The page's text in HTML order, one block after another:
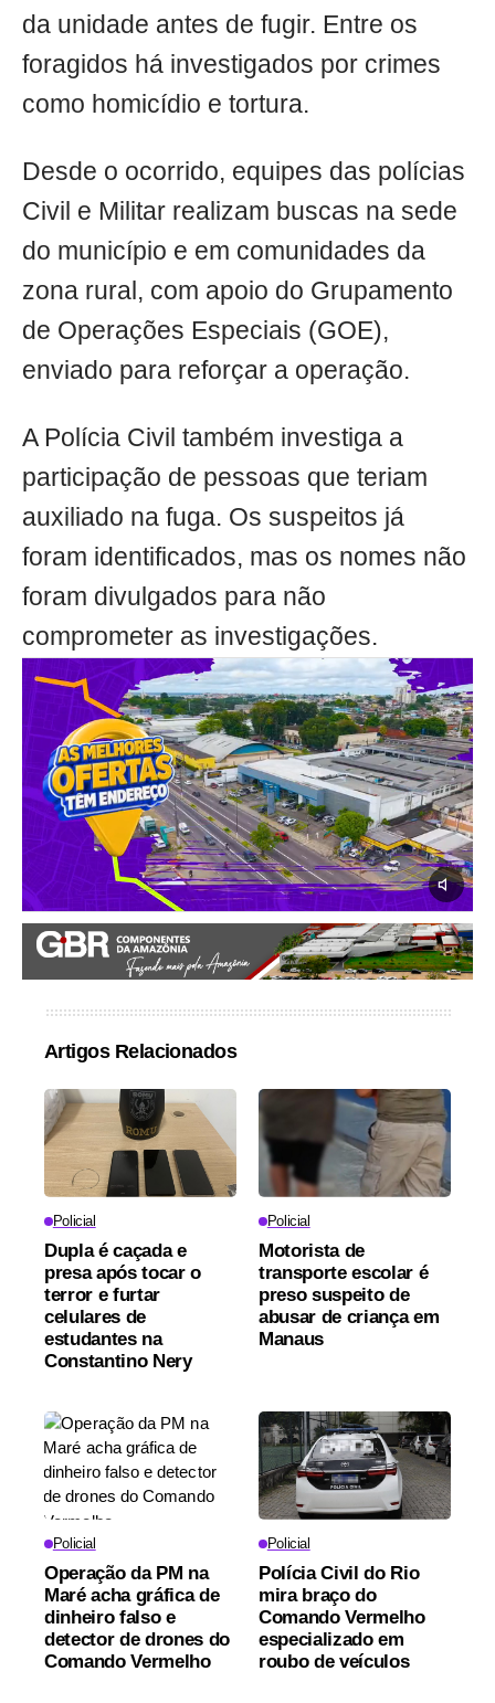
da unidade antes de fugir. Entre os
foragidos há investigados por crimes
como homicídio e tortura.
Desde o ocorrido, equipes das polícias
Civil e Militar realizam buscas na sede
do município e em comunidades da
zona rural, com apoio do Grupamento
de Operações Especiais (GOE),
enviado para reforçar a operação.
A Polícia Civil também investiga a
participação de pessoas que teriam
auxiliado na fuga. Os suspeitos já
foram identificados, mas os nomes não
foram divulgados para não
comprometer as investigações.
Artigos Relacionados
Policial
Dupla é caçada e
presa após tocar o
terror e furtar
celulares de
estudantes na
Constantino Nery
Policial
Motorista de
transporte escolar é
preso suspeito de
abusar de criança em
Manaus
Policial
Operação da PM na
Maré acha gráfica de
dinheiro falso e
detector de drones do
Comando Vermelho
Policial
Polícia Civil do Rio
mira braço do
Comando Vermelho
especializado em
roubo de veículos